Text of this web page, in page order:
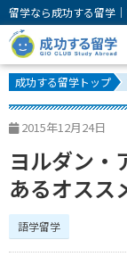
留学なら成功する留学
成功する留学トップ
2015年12月24日
ヨルダン・
あるオスス
語学留学